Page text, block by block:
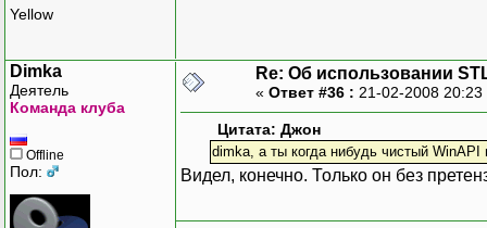
Yellow
Dimka
Деятель
Команда клуба
Offline
Пол:
Re: Об использовании
« Ответ #36 : 21-02-2008
Цитата: Джон
dimka, а ты когда нибудь чистый WinAPI
Видел, конечно. Только он без